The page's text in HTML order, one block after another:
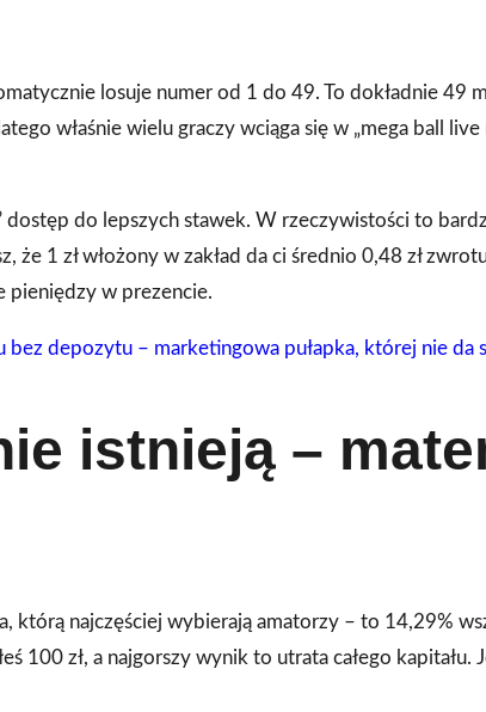
losuje numer od 1 do 49. To dokładnie 49
właśnie wielu graczy wciąga się w „mega ball
dostęp do lepszych stawek. W rzeczywistości to
1 zł włożony w zakład da ci średnio 0,48 zł
pieniędzy w prezencie.
depozytu – marketingowa pułapka, której nie da
istnieją –
którą najczęściej wybierają amatorzy – to 14,29%
100 zł, a najgorszy wynik to utrata całego